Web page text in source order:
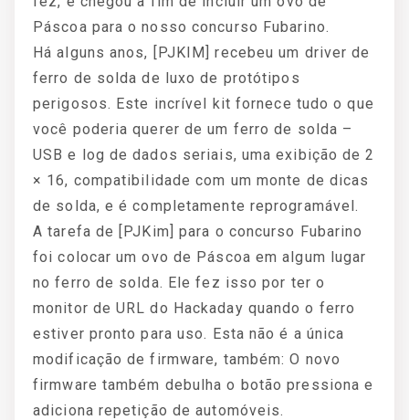
Páscoa para o nosso concurso Fubarino.
Há alguns anos, [PJKIM] recebeu um driver de
ferro de solda de luxo de protótipos
perigosos. Este incrível kit fornece tudo o que
você poderia querer de um ferro de solda –
USB e log de dados seriais, uma exibição de 2
× 16, compatibilidade com um monte de dicas
de solda, e é completamente reprogramável.
A tarefa de [PJKim] para o concurso Fubarino
foi colocar um ovo de Páscoa em algum lugar
no ferro de solda. Ele fez isso por ter o
monitor de URL do Hackaday quando o ferro
estiver pronto para uso. Esta não é a única
modificação de firmware, também: O novo
firmware também debulha o botão pressiona e
adiciona repetição de automóveis.